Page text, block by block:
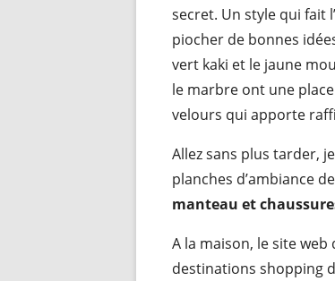
secret. Un style qui fait
piocher de bonnes
vert kaki et le jaune
le marbre ont une
velours qui apporte
Allez sans plus tarder,
planches d’ambiance
manteau et
A la maison, le site
destinations shopping